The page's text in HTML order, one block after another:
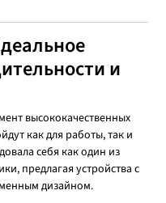
и
высококачественных
как для работы, так и
себя как один из
предлагая устройства с
дизайном.